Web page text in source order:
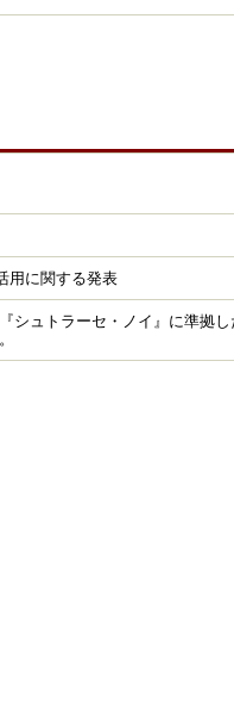
用に関する発表
シュトラーセ・ノイ』に準拠